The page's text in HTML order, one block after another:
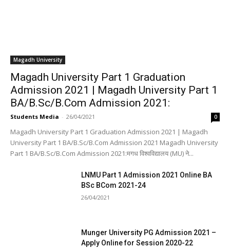
Magadh University
Magadh University Part 1 Graduation
Admission 2021 | Magadh University Part 1
BA/B.Sc/B.Com Admission 2021:
Students Media - 26/04/2021 0
Magadh University Part 1 Graduation Admission 2021 | Magadh
University Part 1 BA/B.Sc/B.Com Admission 2021 Magadh University
Part 1 BA/B.Sc/B.Com Admission 2021:मगध विश्वविद्यालय (MU) ने...
LNMU Part 1 Admission 2021 Online BA
BSc BCom 2021-24
26/04/2021
Munger University PG Admission 2021 –
Apply Online for Session 2020-22